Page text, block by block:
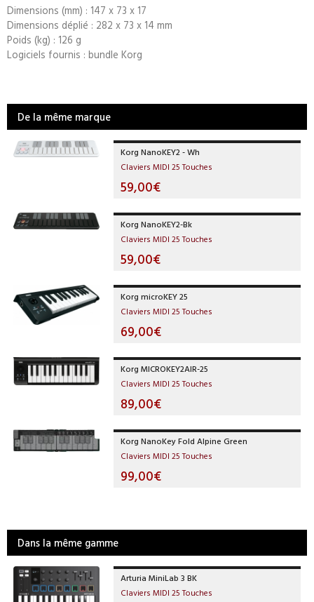
Dimensions (mm) : 147 x 73 x 17
Dimensions déplié : 282 x 73 x 14 mm
Poids (kg) : 126 g
Logiciels fournis : bundle Korg
De la même marque
Korg NanoKEY2 - Wh
Claviers MIDI 25 Touches
59,00€
Korg NanoKEY2-Bk
Claviers MIDI 25 Touches
59,00€
Korg microKEY 25
Claviers MIDI 25 Touches
69,00€
Korg MICROKEY2AIR-25
Claviers MIDI 25 Touches
89,00€
Korg NanoKey Fold Alpine Green
Claviers MIDI 25 Touches
99,00€
Dans la même gamme
Arturia MiniLab 3 BK
Claviers MIDI 25 Touches